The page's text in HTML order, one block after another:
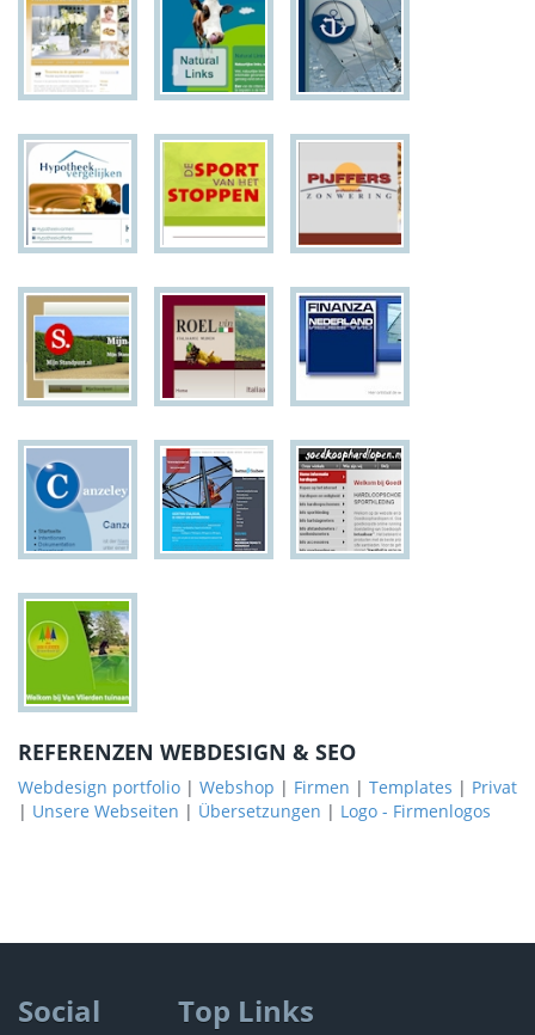
REFERENZEN WEBDESIGN & SEO
Webdesign portfolio | Webshop | Firmen | Templates | Privat
| Unsere Webseiten | Übersetzungen | Logo - Firmenlogos
Social Top Links